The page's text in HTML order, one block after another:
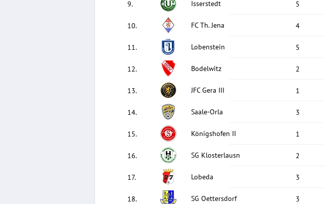
9. Isserstedt 5
10. FC Th. Jena 4
11. Lobenstein 5
12. Bodelwitz 2
13. JFC Gera III 1
14. Saale-Orla 3
15. Königshofen II 1
16. SG Klosterlausn 2
17. Lobeda 3
18. SG Oettersdorf 3